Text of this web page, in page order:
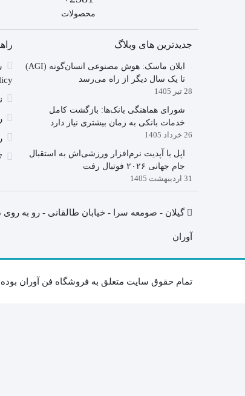
محصولات
جدیدترین های وبلاگ
ایلان ماسک: هوش مصنوعی انسان‌گونه (AGI)
تا یک سال دیگر از راه می‌رسد
28 تیر 1405
شورای هماهنگی بانک‌ها: بازگشت کامل
خدمات بانکی به زمان بیشتری نیاز دارد
26 خرداد 1405
اپل با آپدیت نرم‌افزار ورزشی‌اش به استقبال
جام جهانی ۲۰۲۶ فوتبال رفت
31 اردیبهشت 1405
7 روز
گیلان - صومعه سرا - خیابان طالقانی - رو به
آوران
تمام حقوق سایت متعلق به فروشگاه فن آوران بوده